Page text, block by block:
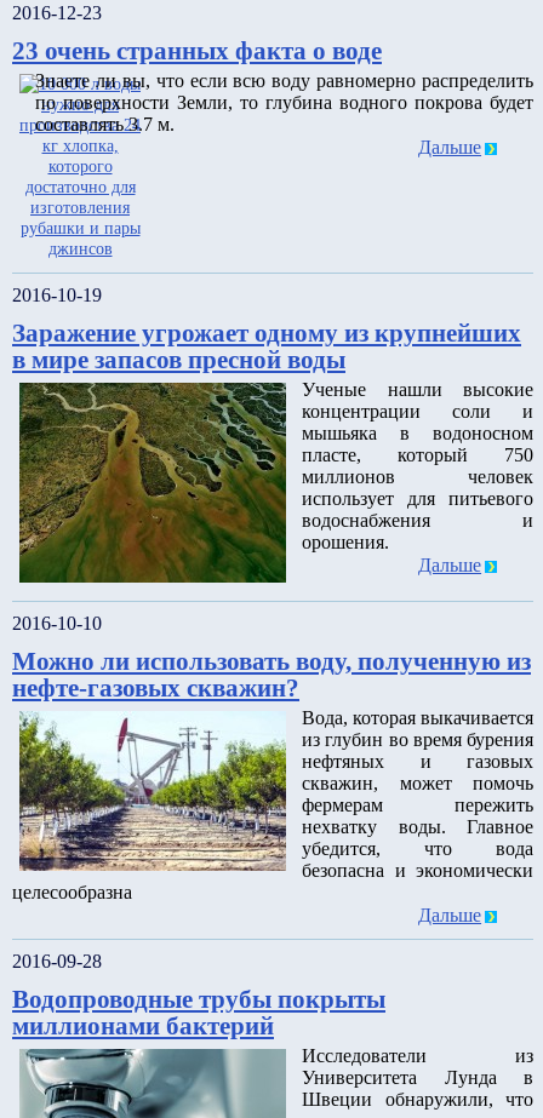
2016-12-23
23 очень странных факта о воде
Знаете ли вы, что если всю воду равномерно распределить
по поверхности Земли, то глубина водного покрова будет
составлять 3.7 м.
Дальше
2016-10-19
Заражение угрожает одному из крупнейших
в мире запасов пресной воды
Ученые нашли высокие
концентрации соли и
мышьяка в водоносном
пласте, который 750
миллионов человек
использует для питьевого
водоснабжения и
орошения.
Дальше
2016-10-10
Можно ли использовать воду, полученную из
нефте-газовых скважин?
Вода, которая выкачивается
из глубин во время бурения
нефтяных и газовых
скважин, может помочь
фермерам пережить
нехватку воды. Главное
убедится, что вода
безопасна и экономически
целесообразна
Дальше
2016-09-28
Водопроводные трубы покрыты
миллионами бактерий
Исследователи из
Университета Лунда в
Швеции обнаружили, что